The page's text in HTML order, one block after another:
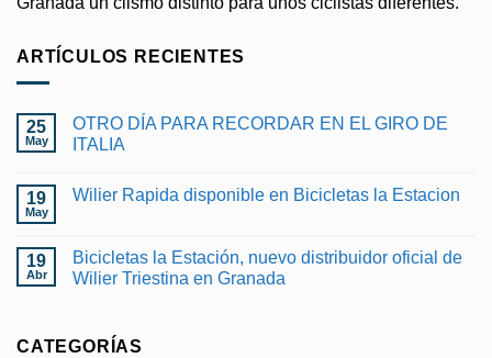
ARTÍCULOS RECIENTES
25
May
OTRO DÍA PARA RECORDAR EN EL GIRO DE
ITALIA
comentarios
PARA
RECORDAR
EN
ITALIA
19
May
Wilier Rapida disponible en Bicicletas la Estacion
en
Wilier
Rapida
la
19
Abr
Bicicletas la Estación, nuevo distribuidor oficial de
Wilier Triestina en Granada
en
CATEGORÍAS